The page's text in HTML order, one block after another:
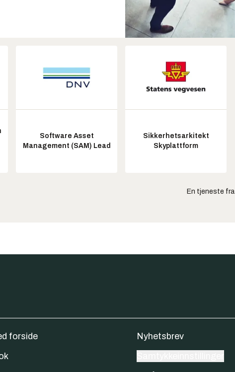
Software Asset
Management (SAM) Lead
Sikkerhetsarkitekt
Skyplattform
En tjeneste fra
forside
Nyhetsbrev